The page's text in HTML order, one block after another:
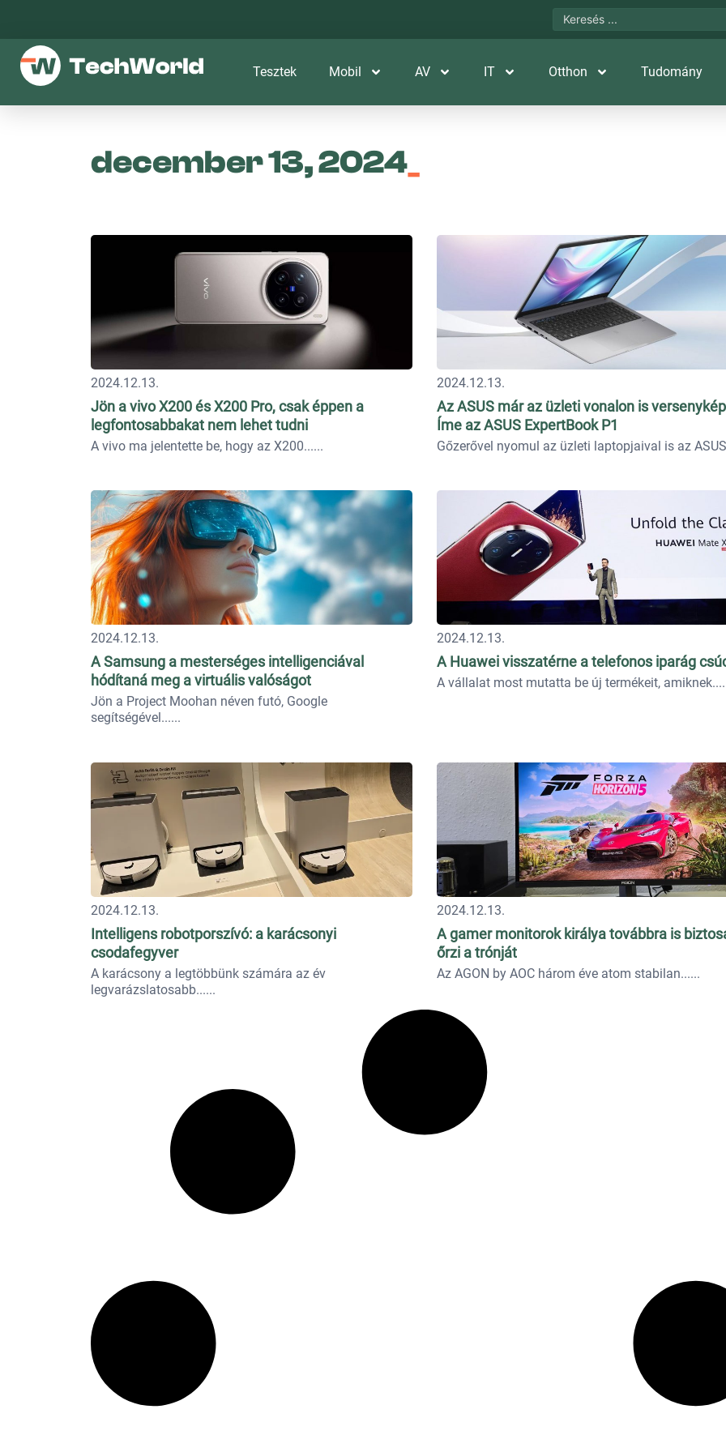
Tesztek Mobil AV IT Otthon Tudomány
december 13, 2024
2024.12.13.
Jön a vivo X200 és X200 Pro, csak éppen a
legfontosabbakat nem lehet tudni
A vivo ma jelentette be, hogy az X200...
2024.12.13.
Az ASUS már az üzleti vonalon is
Íme az ASUS ExpertBook P1
Gőzerővel nyomul az üzleti laptopjaival is az
2024.12.13.
A Samsung a mesterséges intelligenciával
hódítaná meg a virtuális valóságot
Jön a Project Moohan néven futó, Google
segítségével...
2024.12.13.
A Huawei visszatérne a telefonos iparág
A vállalat most mutatta be új termékeit, amiknek...
2024.12.13.
Intelligens robotporszívó: a karácsonyi
csodafegyver
A karácsony a legtöbbünk számára az év
legvarázslatosabb...
2024.12.13.
A gamer monitorok királya továbbra is
őrzi a trónját
Az AGON by AOC három éve atom stabilan...